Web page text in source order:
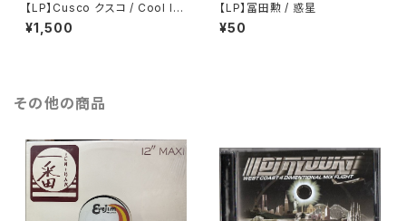
【LP】Cusco クスコ / Cool Isl
and クール・アイランド
¥1,500
【LP】冨田勲 / 惑星
¥50
その他の商品